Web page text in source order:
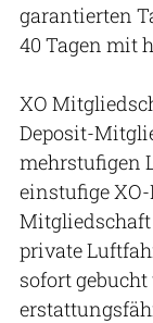
garantierten
40 Tagen mit
XO
Deposit-
mehrstufigen
einstufige
private
sofort